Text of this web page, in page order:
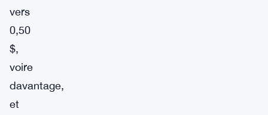
vers
0,50
$,
voire
davantage,
et